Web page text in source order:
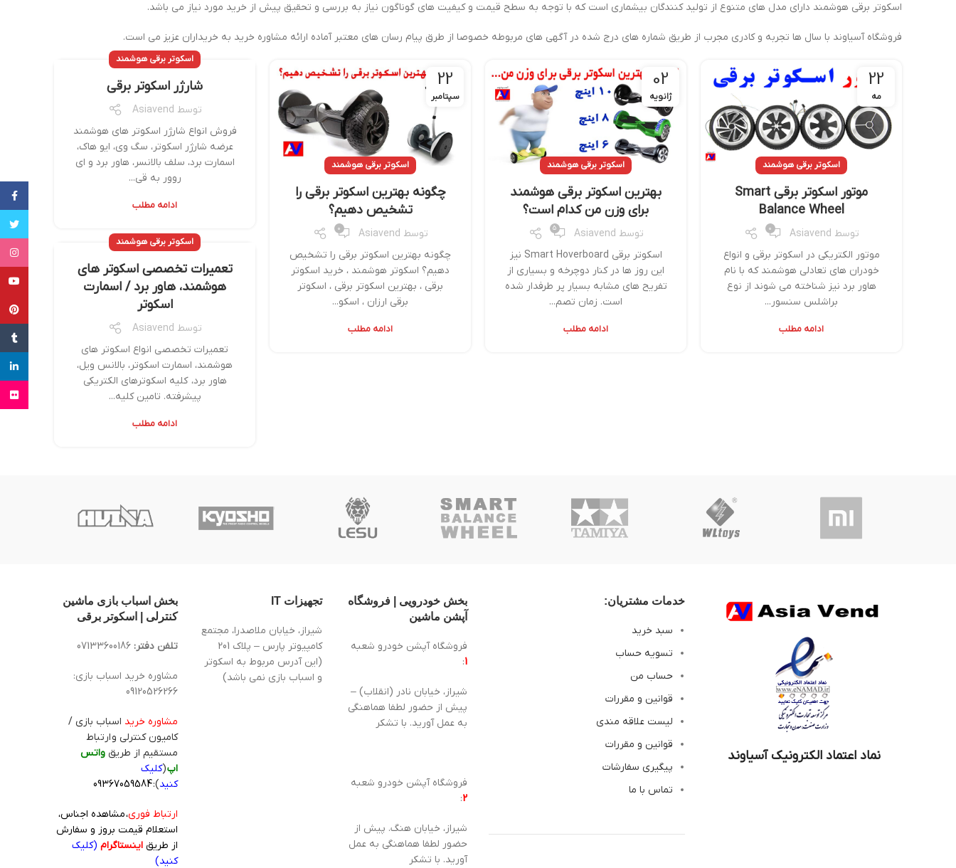
اسکوتر برقی هوشمند دارای مدل های متنوع از تولید کنندگان بیشماری است که با توجه به سطح قیمت و کیفیت های گوناگون نیاز به بررسی و تحقیق پیش از خرید مورد نیاز می باشد.
فروشگاه آسیاوند با سال ها تجربه و کادری مجرب از طریق شماره های درج شده در آگهی های مربوطه خصوصا از طرق پیام رسان های معتبر آماده ارائه مشاوره خرید به خریداران عزیز می است.
22
مه
اسکوتر برقی هوشمند
موتور اسکوتر برقی Smart
Balance Wheel
توسط Asiavend
0
موتور الکتریکی در اسکوتر برقی و انواع
خودران های تعادلی هوشمند که با نام
هاور برد نیز شناخته می شوند از نوع
براشلس سنسور...
ادامه مطلب
02
ژانویه
اسکوتر برقی هوشمند
بهترین اسکوتر برقی هوشمند
برای وزن من کدام است؟
توسط Asiavend
5
اسکوتر برقی Smart Hoverboard نیز
این روز ها در کنار دوچرخه و بسیاری از
تفریح های مشابه بسیار پر طرفدار شده
است. زمان تصم...
ادامه مطلب
22
سپتامبر
اسکوتر برقی هوشمند
چگونه بهترین اسکوتر برقی را
تشخیص دهیم؟
توسط Asiavend
0
چگونه بهترین اسکوتر برقی را تشخیص
دهیم؟ اسکوتر هوشمند ، خرید اسکوتر
برقی ، بهترین اسکوتر برقی ، اسکوتر
برقی ارزان ، اسکو...
ادامه مطلب
اسکوتر برقی هوشمند
شارژر اسکوتر برقی
توسط Asiavend
فروش انواع شارژر اسکوتر های هوشمند
عرضه شارژر اسکوتر، سگ وی، ایو هاک،
اسمارت برد، سلف بالانسر، هاور برد و ای
روور به قی...
ادامه مطلب
اسکوتر برقی هوشمند
تعمیرات تخصصی اسکوتر های
هوشمند، هاور برد / اسمارت
اسکوتر
توسط Asiavend
تعمیرات تخصصی انواع اسکوتر های
هوشمند، اسمارت اسکوتر، بالانس ویل،
هاور برد، کلیه اسکوترهای الکتریکی
پیشرفته. تامین کلیه...
ادامه مطلب
نماد اعتماد الکترونیک آسیاوند
خدمات مشتریان:
سبد خرید
تسویه حساب
حساب من
قوانین و مقررات
لیست علاقه مندی
قوانین و مقررات
پیگیری سفارشات
تماس با ما
بخش خودرویی | فروشگاه
آپشن ماشین
فروشگاه آپشن خودرو شعبه
1
:
شیراز، خیابان نادر (انقلاب) –
پیش از حضور لطفا هماهنگی
به عمل آورید. با تشکر
فروشگاه آپشن خودرو شعبه
2
:
شیراز، خیابان هنگ. پیش از
حضور لطفا هماهنگی به عمل
آورید. با تشکر
تجهیزات IT
شیراز، خیابان ملاصدرا، مجتمع
کامپیوتر پارس – پلاک 201
(این آدرس مربوط به اسکوتر
و اسباب بازی نمی باشد)
بخش اسباب بازی ماشین
کنترلی | اسکوتر برقی
تلفن دفتر: 07133600186
مشاوره خرید اسباب بازی:
09120526266
مشاوره خرید اسباب بازی /
کامیون کنترلی و ارتباط
مستقیم از طریق واتس
اپ(کلیک
کنید):
09367059584
ارتباط فوری، مشاهده اجناس،
استعلام قیمت بروز و سفارش
از طریقاینستاگرام (کلیک
کنید)
Flickr